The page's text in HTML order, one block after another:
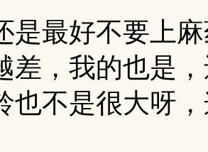
是最好不要上
差，我的也是
也不是很大呀